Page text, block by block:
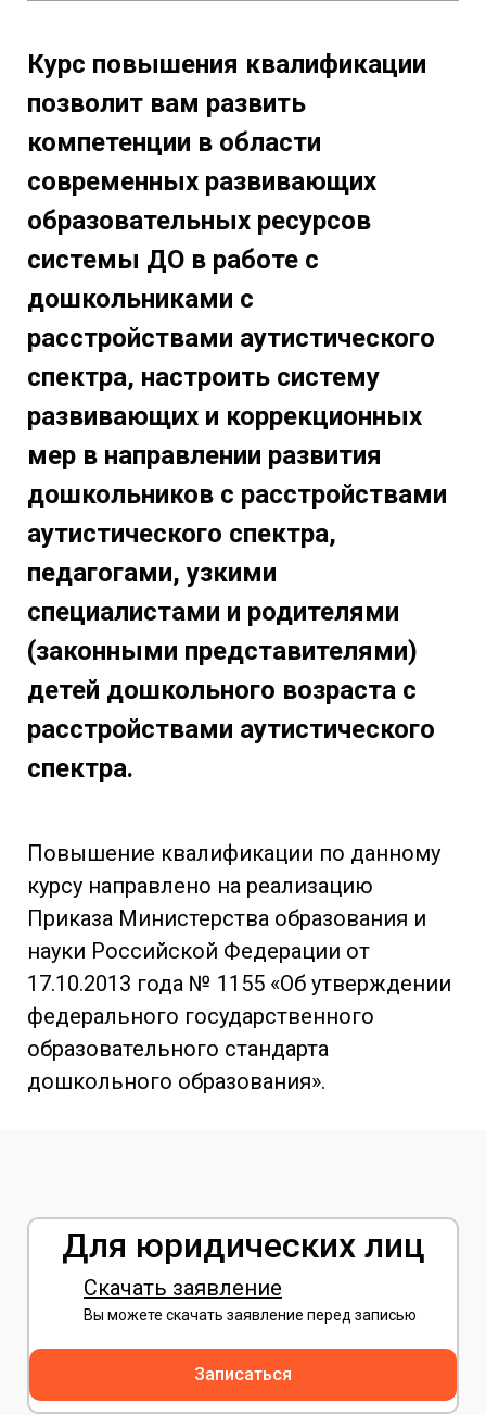
Курс повышения квалификации
позволит вам развить
компетенции в области
современных развивающих
образовательных ресурсов
системы ДО в работе с
дошкольниками с
расстройствами аутистического
спектра, настроить систему
развивающих и коррекционных
мер в направлении развития
дошкольников с расстройствами
аутистического спектра,
педагогами, узкими
специалистами и родителями
(законными представителями)
детей дошкольного возраста с
расстройствами аутистического
спектра.
Повышение квалификации по данному
курсу направлено на реализацию
Приказа Министерства образования и
науки Российской Федерации от
17.10.2013 года № 1155 «Об утверждении
федерального государственного
образовательного стандарта
дошкольного образования».
Для юридических лиц
Скачать заявление
Вы можете скачать заявление перед записью
Записаться